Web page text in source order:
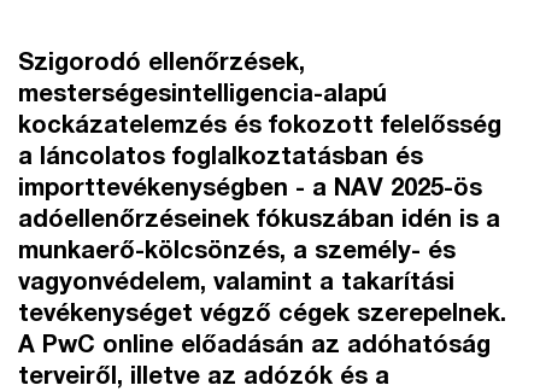
Szigorodó ellenőrzések,
mesterségesintelligencia-alapú
kockázatelemzés és fokozott felelősség
a láncolatos foglalkoztatásban és
importtevékenységben - a NAV 2025-ös
adóellenőrzéseinek fókuszában idén is a
munkaerő-kölcsönzés, a személy- és
vagyonvédelem, valamint a takarítási
tevékenységet végző cégek szerepelnek.
A PwC online előadásán az adóhatóság
terveiről, illetve az adózók és a